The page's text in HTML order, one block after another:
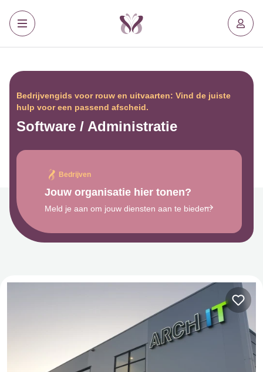
Bedrijvengids voor rouw en uitvaarten: Vind de juiste
hulp voor een passend afscheid.
Software / Administratie
Bedrijven
Jouw organisatie hier tonen?
Meld je aan om jouw diensten aan te bieden.